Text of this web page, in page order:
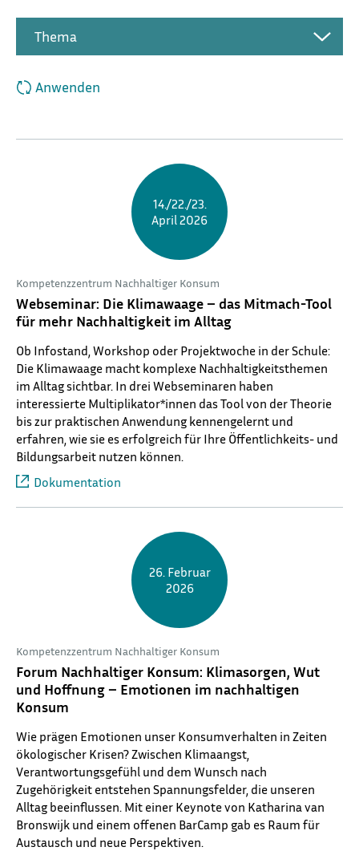
Thema
Anwenden
14./22./23.
April 2026
Kompetenzzentrum Nachhaltiger Konsum
Webseminar: Die Klimawaage – das Mitmach-Tool
für mehr Nachhaltigkeit im Alltag
Ob Infostand, Workshop oder Projektwoche in der Schule:
Die Klimawaage macht komplexe Nachhaltigkeitsthemen
im Alltag sichtbar. In drei Webseminaren haben
interessierte Multiplikator*innen das Tool von der Theorie
bis zur praktischen Anwendung kennengelernt und
erfahren, wie sie es erfolgreich für Ihre Öffentlichkeits- und
Bildungsarbeit nutzen können.
Dokumentation
26. Februar
2026
Kompetenzzentrum Nachhaltiger Konsum
Forum Nachhaltiger Konsum: Klimasorgen, Wut
und Hoffnung – Emotionen im nachhaltigen
Konsum
Wie prägen Emotionen unser Konsumverhalten in Zeiten
ökologischer Krisen? Zwischen Klimaangst,
Verantwortungsgefühl und dem Wunsch nach
Zugehörigkeit entstehen Spannungsfelder, die unseren
Alltag beeinflussen. Mit einer Keynote von Katharina van
Bronswijk und einem offenen BarCamp gab es Raum für
Austausch und neue Perspektiven.